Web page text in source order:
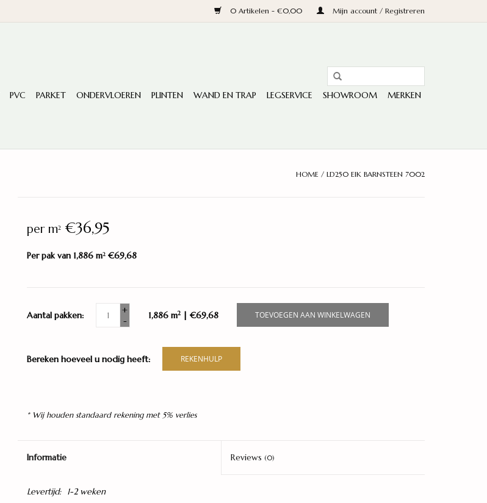
0 Artikelen - €0,00 Mijn account / Registreren
PVC PARKET ONDERVLOEREN PLINTEN WAND EN TRAP LEGSERVICE SHOWROOM MERKEN
HOME / LD250 EIK BARNSTEEN 7002
per m2€36,95
Per pak van 1,886 m2€69,68
Aantal pakken:
+
-
1,886 m2| €69,68 TOEVOEGEN AAN WINKELWAGEN
Bereken hoeveel u nodig heeft: REKENHULP
* Wij houden standaard rekening met 5% verlies
Informatie Reviews(0)
Levertijd: 1-2 weken